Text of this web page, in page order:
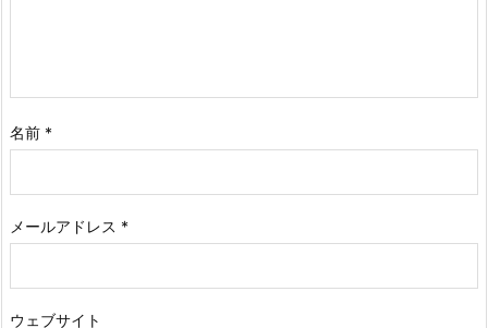
名前 *
メールアドレス *
ウェブサイト